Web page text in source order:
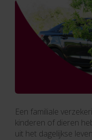
Een familiale
kinderen of dieren
uit het dagelijkse